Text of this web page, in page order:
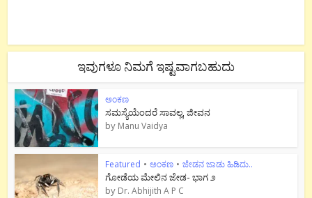
ಇವುಗಳೂ ನಿಮಗೆ ಇಷ್ಟವಾಗಬಹುದು
ಅಂಕಣ
ಸಮಸ್ಯೆಯೆಂದರೆ ಸಾವಲ್ಲ, ಜೀವನ
by Manu Vaidya
Featured • ಅಂಕಣ • ಜೇಡನ ಜಾಡು ಹಿಡಿದು..
ಗೋಡೆಯ ಮೇಲಿನ ಜೇಡ- ಭಾಗ ೨
by Dr. Abhijith A P C